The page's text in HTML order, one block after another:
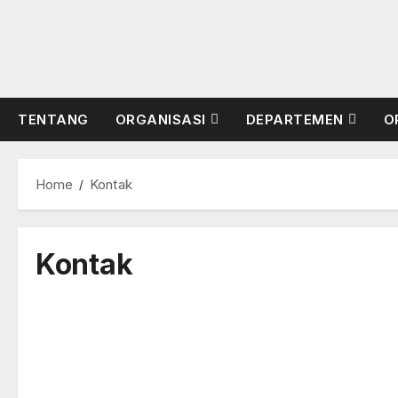
TENTANG ORGANISASI DEPARTEMEN
Home Kontak
Kontak